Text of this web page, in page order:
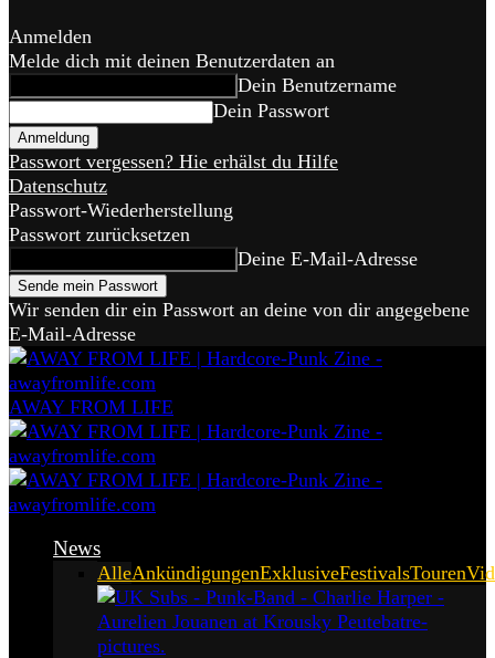
Anmelden
Melde dich mit deinen Benutzerdaten an
Dein Benutzername
Dein Passwort
Passwort vergessen? Hie erhälst du Hilfe
Datenschutz
Passwort-Wiederherstellung
Passwort zurücksetzen
Deine E-Mail-Adresse
Wir senden dir ein Passwort an deine von dir angegebene
E-Mail-Adresse
AWAY FROM LIFE
News
AlleAnkündigungenExklusiveFestivalsTouren